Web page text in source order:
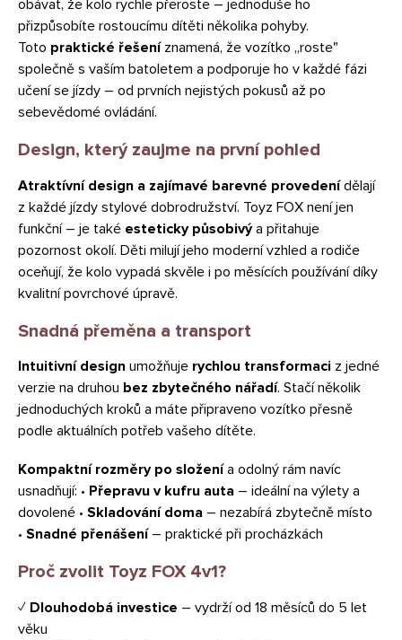
obávat, že kolo rychle přeroste – jednoduše ho
přizpůsobíte rostoucímu dítěti několika pohyby.
Toto praktické řešení znamená, že vozítko „roste"
společně s vaším batoletem a podporuje ho v každé fázi
učení se jízdy – od prvních nejistých pokusů až po
sebevědomé ovládání.
Design, který zaujme na první pohled
Atraktívní design a zajímavé barevné provedení dělají
z každé jízdy stylové dobrodružství. Toyz FOX není jen
funkční – je také esteticky působivý a přitahuje
pozornost okolí. Děti milují jeho moderní vzhled a rodiče
oceňují, že kolo vypadá skvěle i po měsících používání díky
kvalitní povrchové úpravě.
Snadná přeměna a transport
Intuitivní design umožňuje rychlou transformaci z jedné
verzie na druhou bez zbytečného nářadí. Stačí několik
jednoduchých kroků a máte připraveno vozítko přesně
podle aktuálních potřeb vašeho dítěte.
Kompaktní rozměry po složení a odolný rám navíc
usnadňují: • Přepravu v kufru auta – ideální na výlety a
dovolené • Skladování doma – nezabírá zbytečně místo
• Snadné přenášení – praktické při procházkách
Proč zvolit Toyz FOX 4v1?
✓ Dlouhodobá investice – vydrží od 18 měsíců do 5 let
věku